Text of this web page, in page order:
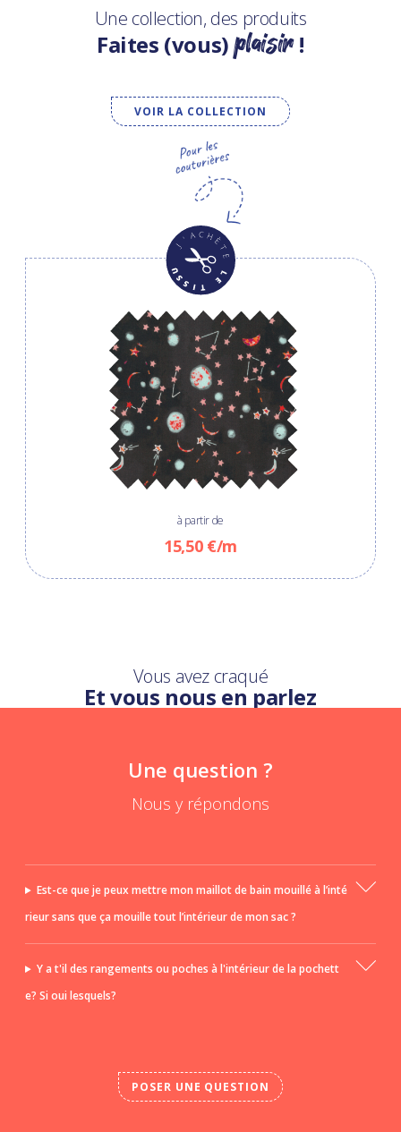
Une collection, des produits
Faites (vous)plaisir!
VOIR LA COLLECTION
à partir de
15,50 €/m
Vous avez craqué
Et vous nous en parlez
Une question ?
Nous y répondons
Est-ce que je peux mettre mon maillot de bain mouillé à l’inté
rieur sans que ça mouille tout l’intérieur de mon sac ?
Y a t'il des rangements ou poches à l'intérieur de la pochett
e? Si oui lesquels?
POSER UNE QUESTION